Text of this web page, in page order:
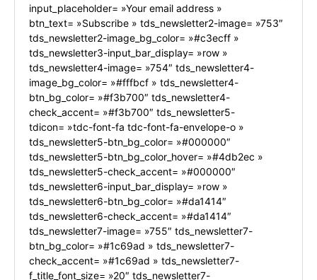
input_placeholder= »Your email address »
btn_text= »Subscribe » tds_newsletter2-image= »753″
tds_newsletter2-image_bg_color= »#c3ecff »
tds_newsletter3-input_bar_display= »row »
tds_newsletter4-image= »754″ tds_newsletter4-
image_bg_color= »#fffbcf » tds_newsletter4-
btn_bg_color= »#f3b700″ tds_newsletter4-
check_accent= »#f3b700″ tds_newsletter5-
tdicon= »tdc-font-fa tdc-font-fa-envelope-o »
tds_newsletter5-btn_bg_color= »#000000″
tds_newsletter5-btn_bg_color_hover= »#4db2ec »
tds_newsletter5-check_accent= »#000000″
tds_newsletter6-input_bar_display= »row »
tds_newsletter6-btn_bg_color= »#da1414″
tds_newsletter6-check_accent= »#da1414″
tds_newsletter7-image= »755″ tds_newsletter7-
btn_bg_color= »#1c69ad » tds_newsletter7-
check_accent= »#1c69ad » tds_newsletter7-
f_title_font_size= »20″ tds_newsletter7-